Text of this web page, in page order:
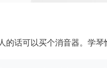
的话可以买个消音器。学琴